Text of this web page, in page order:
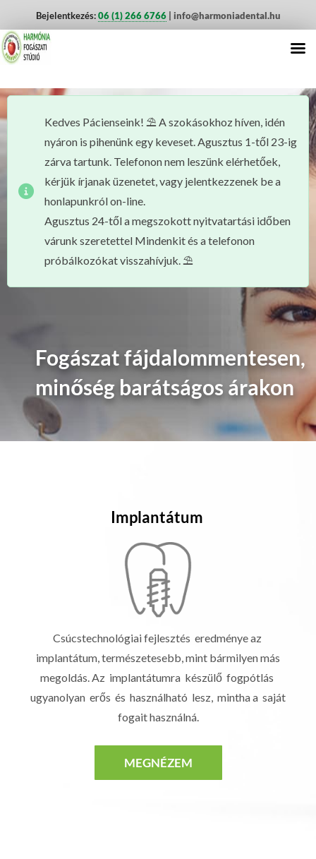
Bejelentkezés: 06 (1) 266 6766| info@harmoniadental.hu
Kedves Pácienseink! ⛱ A szokásokhoz híven, idén
nyáron is pihenünk egy keveset. Agusztus 1-től 23-ig
zárva tartunk. Telefonon nem leszünk elérhetőek,
kérjük írjanak üzenetet, vagy jelentkezzenek be a
honlapunkról on-line.
Agusztus 24-től a megszokott nyitvatartási időben
várunk szeretettel Mindenkit és a telefonon
próbálkozókat visszahívjuk.⛱
Fogászat fájdalommentesen,
minőség barátságos árakon
Implantátum
Csúcstechnológiai fejlesztés eredménye az
implantátum, természetesebb, mint bármilyen más
megoldás. Az implantátumra készülő fogpótlás
ugyanolyan erős és használható lesz, mintha a saját
fogait használná.
MEGNÉZEM